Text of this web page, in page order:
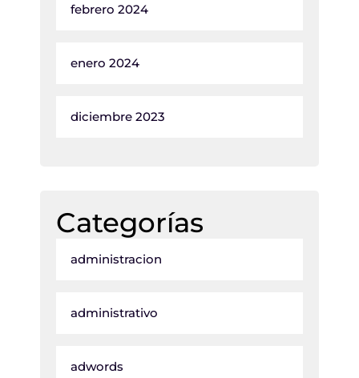
febrero 2024
enero 2024
diciembre 2023
Categorías
administracion
administrativo
adwords